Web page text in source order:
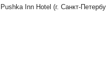
Pushka Inn Hotel (г. Санкт-